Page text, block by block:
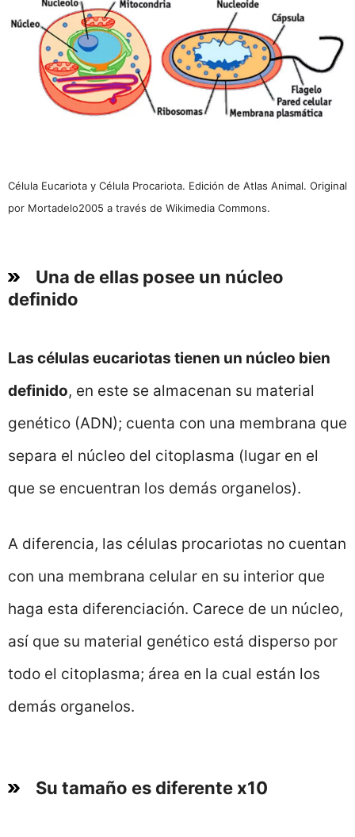
Célula Eucariota y Célula Procariota. Edición de Atlas Animal. Original
por Mortadelo2005 a través de Wikimedia Commons.
Una de ellas posee un núcleo
definido
Las células eucariotas tienen un núcleo bien
definido, en este se almacenan su material
genético (ADN); cuenta con una membrana que
separa el núcleo del citoplasma (lugar en el
que se encuentran los demás organelos).
A diferencia, las células procariotas no cuentan
con una membrana celular en su interior que
haga esta diferenciación. Carece de un núcleo,
así que su material genético está disperso por
todo el citoplasma; área en la cual están los
demás organelos.
Su tamaño es diferente x10